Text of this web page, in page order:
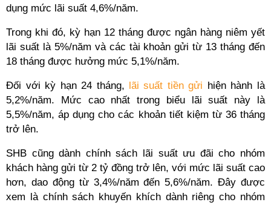
dụng mức lãi suất 4,6%/năm.
Trong khi đó, kỳ hạn 12 tháng được ngân hàng niêm yết
lãi suất là 5%/năm và các tài khoản gửi từ 13 tháng đến
18 tháng được hưởng mức 5,1%/năm.
Đối với kỳ hạn 24 tháng, lãi suất tiền gửi hiện hành là
5,2%/năm. Mức cao nhất trong biểu lãi suất này là
5,5%/năm, áp dụng cho các khoản tiết kiệm từ 36 tháng
trở lên.
SHB cũng dành chính sách lãi suất ưu đãi cho nhóm
khách hàng gửi từ 2 tỷ đồng trở lên, với mức lãi suất cao
hơn, dao động từ 3,4%/năm đến 5,6%/năm. Đây được
xem là chính sách khuyến khích dành riêng cho nhóm